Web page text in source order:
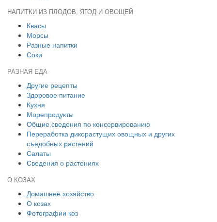
НАПИТКИ ИЗ ПЛОДОВ, ЯГОД И ОВОЩЕЙ
Квасы
Морсы
Разные напитки
Соки
РАЗНАЯ ЕДА
Другие рецепты
Здоровое питание
Кухня
Морепродукты
Общие сведения по консервированию
Переработка дикорастущих овощных и других
съедобных растений
Салаты
Сведения о растениях
О КОЗАХ
Домашнее хозяйство
О козах
Фотографии коз